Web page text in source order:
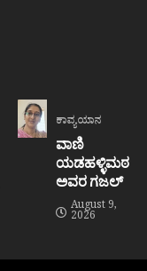
ಕಾವ್ಯಯಾನ
ವಾಣಿ
ಯಡಹಳ್ಳಿಮಠ
ಅವರ ಗಜಲ್
August 9,
2026